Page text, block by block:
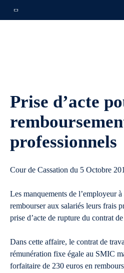
Prise d’acte
professionnels
Cour de Cassation du 5 Octobre
Les manquements de l’employeur
rembourser aux salariés leurs frais
prise d’acte de rupture du contrat
Dans cette affaire, le contrat de
rémunération fixe égale au SMIC
forfaitaire de 230 euros en